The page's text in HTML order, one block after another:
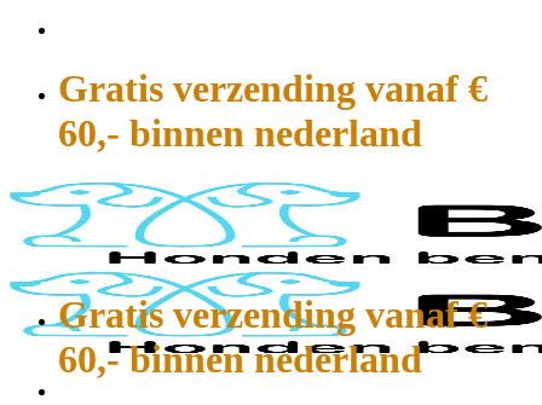
Gratis verzending vanaf €
60,- binnen nederland
Gratis verzending vanaf €
60,- binnen nederland